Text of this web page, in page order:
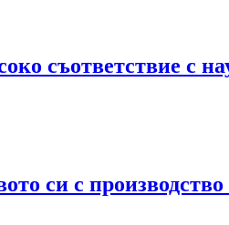
съответствие с
си с